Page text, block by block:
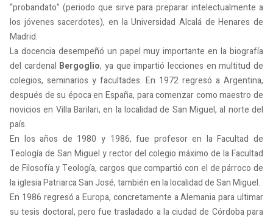
“probandato” (periodo que sirve para preparar intelectualmente a
los jóvenes sacerdotes), en la Universidad Alcalá de Henares de
Madrid.
La docencia desempeñó un papel muy importante en la biografía
del cardenal Bergoglio, ya que impartió lecciones en multitud de
colegios, seminarios y facultades. En 1972 regresó a Argentina,
después de su época en España, para comenzar como maestro de
novicios en Villa Barilari, en la localidad de San Miguel, al norte del
país.
En los años de 1980 y 1986, fue profesor en la Facultad de
Teología de San Miguel y rector del colegio máximo de la Facultad
de Filosofía y Teología, cargos que compartió con el de párroco de
la iglesia Patriarca San José, también en la localidad de San Miguel.
En 1986 regresó a Europa, concretamente a Alemania para ultimar
su tesis doctoral, pero fue trasladado a la ciudad de Córdoba para